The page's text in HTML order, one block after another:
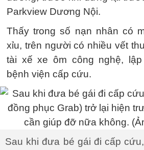
Parkview Dương Nội.
Thấy trong số nạn nhân có
xỉu, trên người có nhiều vết
tài xế xe ôm công nghệ,
bệnh viện cấp cứu.
Sau khi đưa bé gái đi cấp